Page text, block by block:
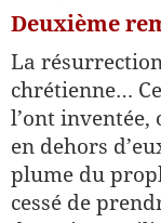
Deuxième
La
chrétienne…
l’ont
en dehors
plume du
cessé de